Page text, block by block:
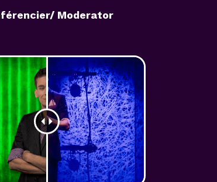
Moderator